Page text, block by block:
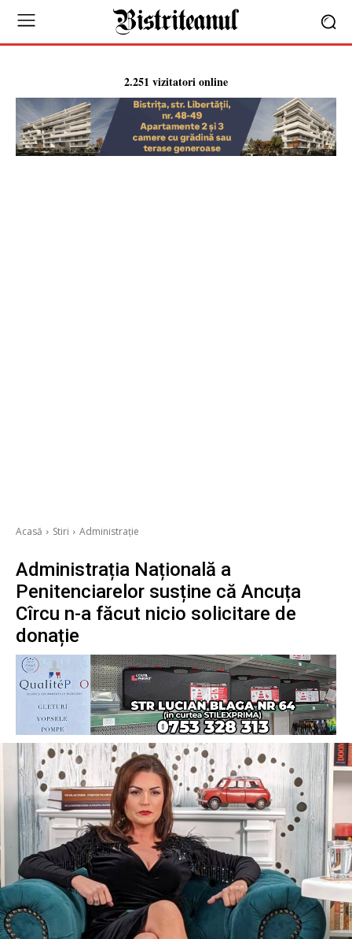
2.251 vizitatori online
Acasă Stiri Administrație
Administrația Națională a
Penitenciarelor susține că Ancuța
Cîrcu n-a făcut nicio solicitare de
donație